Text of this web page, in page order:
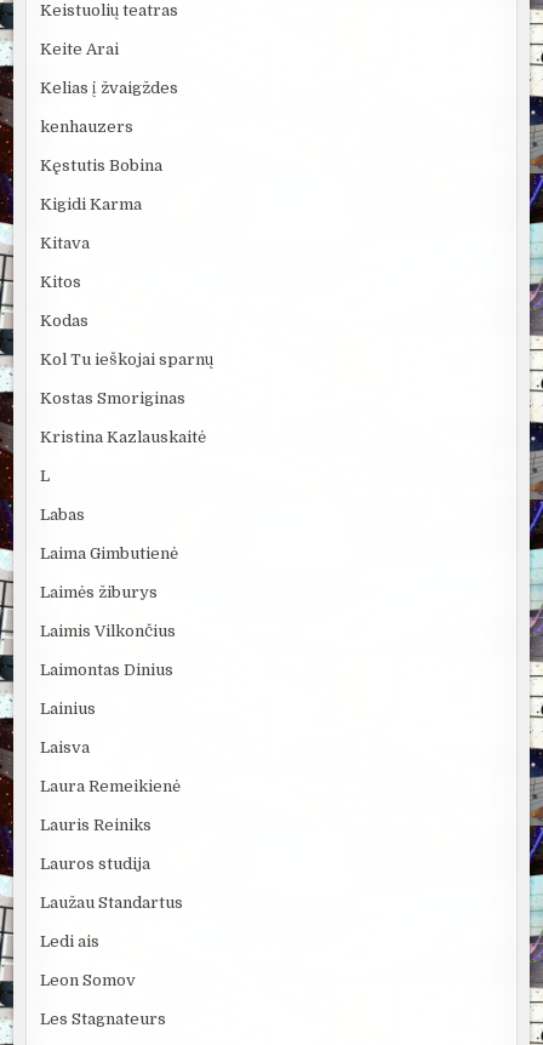
Keistuolių teatras
Keite Arai
Kelias į žvaigždes
kenhauzers
Kęstutis Bobina
Kigidi Karma
Kitava
Kitos
Kodas
Kol Tu ieškojai sparnų
Kostas Smoriginas
Kristina Kazlauskaitė
L
Labas
Laima Gimbutienė
Laimės žiburys
Laimis Vilkončius
Laimontas Dinius
Lainius
Laisva
Laura Remeikienė
Lauris Reiniks
Lauros studija
Laužau Standartus
Ledi ais
Leon Somov
Les Stagnateurs